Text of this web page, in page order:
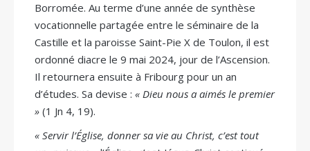
Borromée. Au terme d’une année de synthèse
vocationnelle partagée entre le séminaire de la
Castille et la paroisse Saint-Pie X de Toulon, il est
ordonné diacre le 9 mai 2024, jour de l’Ascension.
Il retournera ensuite à Fribourg pour un an
d’études. Sa devise : « Dieu nous a aimés le premier
» (1 Jn 4, 19).
« Servir l’Église, donner sa vie au Christ, c’est tout